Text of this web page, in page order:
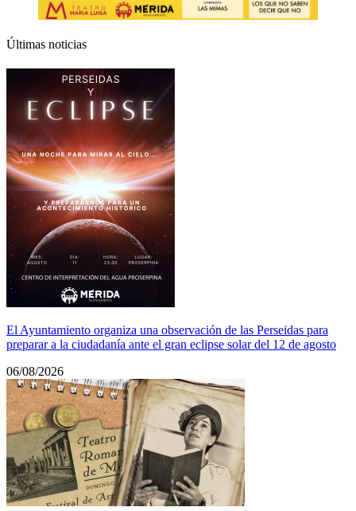
Últimas noticias
El Ayuntamiento organiza una observación de las Perseidas para
preparar a la ciudadanía ante el gran eclipse solar del 12 de agosto
06/08/2026